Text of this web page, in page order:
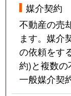
媒介契約
不動産の売
ます。媒介
の依頼をす
約)と複数
一般媒介契